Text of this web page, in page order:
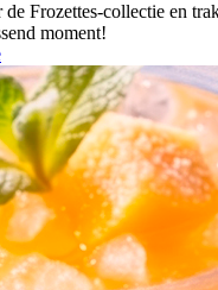
Frozettes-collectie en
moment!